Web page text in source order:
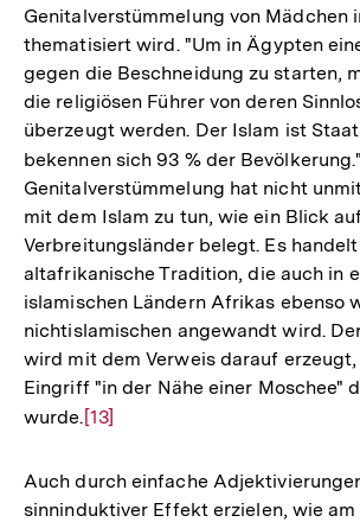
Genitalverstümmelung von Mädchen
thematisiert wird. "Um in Ägypten
gegen die Beschneidung zu starten,
die religiösen Führer von deren
überzeugt werden. Der Islam ist
bekennen sich 93 % der Bevölkerung."
Genitalverstümmelung hat nicht
mit dem Islam zu tun, wie ein Blick
Verbreitungsländer belegt. Es
altafrikanische Tradition, die auch in
islamischen Ländern Afrikas ebenso
nichtislamischen angewandt wird.
wird mit dem Verweis darauf
Eingriff "in der Nähe einer Moschee"
wurde. Zur
der
Fußnote
[13]
Auch durch einfache
sinninduktiver Effekt erzielen, wie